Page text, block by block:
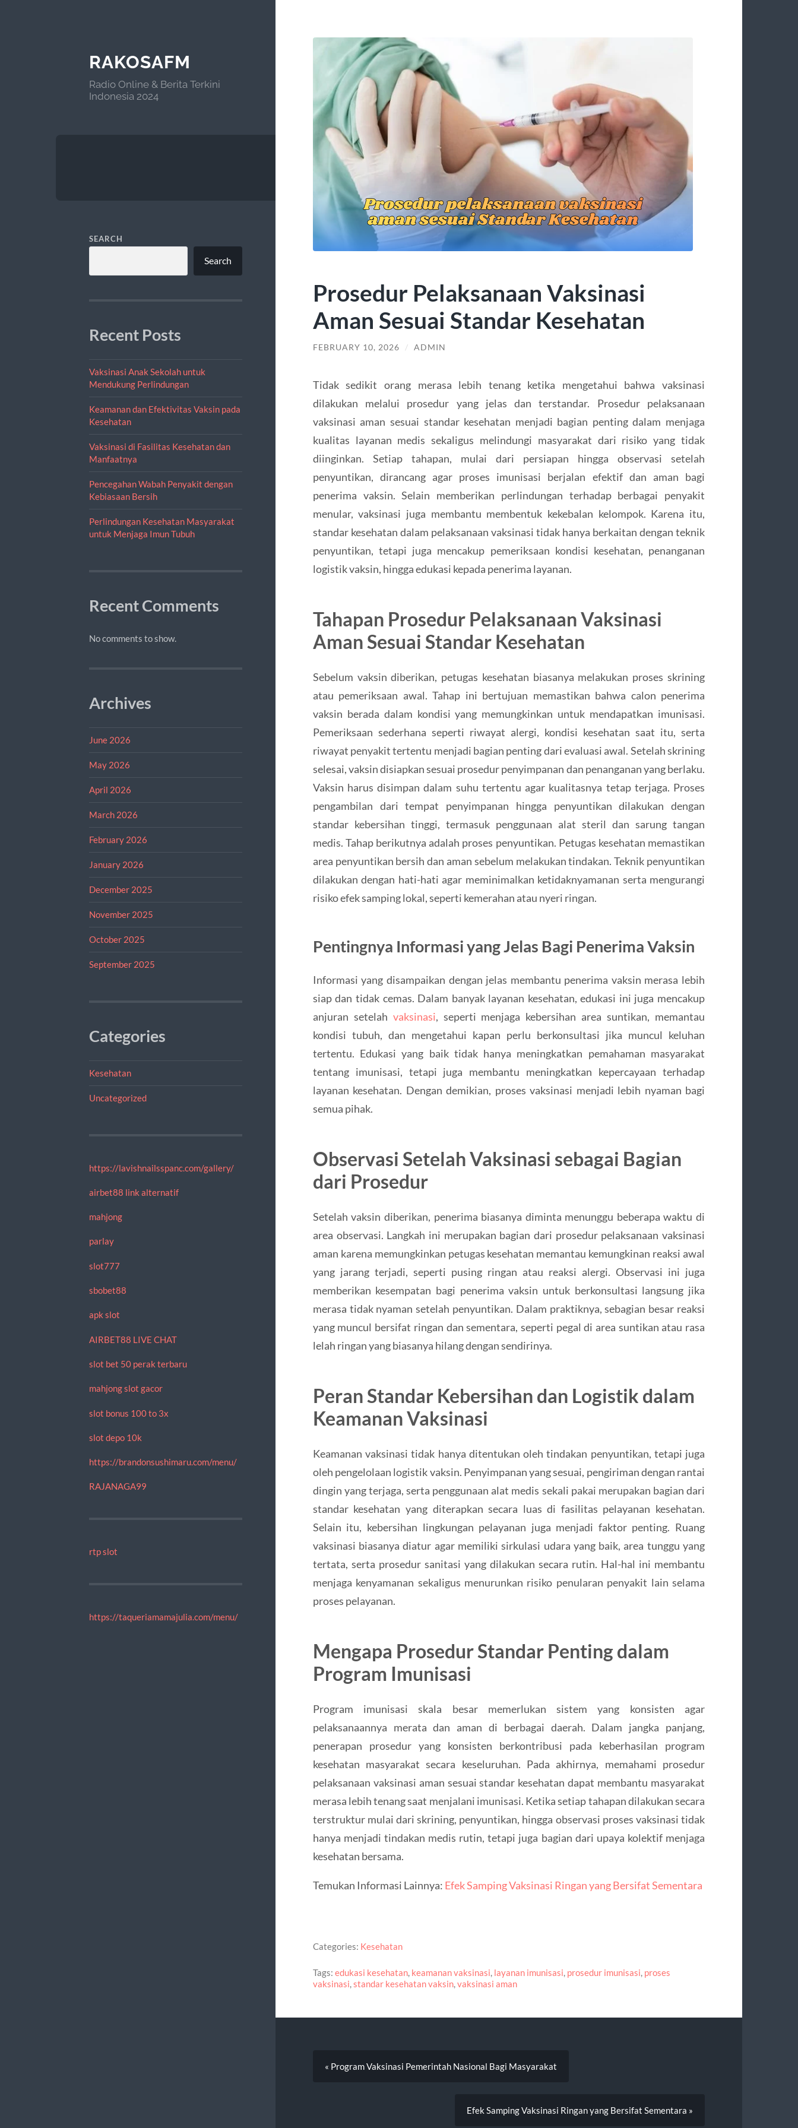
RAKOSAFM
Radio Online & Berita Terkini
Indonesia 2024
SEARCH
Search
Recent Posts
Vaksinasi Anak Sekolah untuk
Mendukung Perlindungan
Keamanan dan Efektivitas Vaksin pada
Kesehatan
Vaksinasi di Fasilitas Kesehatan dan
Manfaatnya
Pencegahan Wabah Penyakit dengan
Kebiasaan Bersih
Perlindungan Kesehatan Masyarakat
untuk Menjaga Imun Tubuh
Recent Comments
No comments to show.
Archives
June 2026
May 2026
April 2026
March 2026
February 2026
January 2026
December 2025
November 2025
October 2025
September 2025
Categories
Kesehatan
Uncategorized
https://lavishnailsspanc.com/gallery/
airbet88 link alternatif
mahjong
parlay
slot777
sbobet88
apk slot
AIRBET88 LIVE CHAT
slot bet 50 perak terbaru
mahjong slot gacor
slot bonus 100 to 3x
slot depo 10k
https://brandonsushimaru.com/menu/
RAJANAGA99
rtp slot
https://taqueriamamajulia.com/menu/
Prosedur Pelaksanaan Vaksinasi
Aman Sesuai Standar Kesehatan
FEBRUARY 10, 2026 / ADMIN
Tidak sedikit orang merasa lebih tenang ketika mengetahui bahwa vaksinasi
dilakukan melalui prosedur yang jelas dan terstandar. Prosedur pelaksanaan
vaksinasi aman sesuai standar kesehatan menjadi bagian penting dalam menjaga
kualitas layanan medis sekaligus melindungi masyarakat dari risiko yang tidak
diinginkan. Setiap tahapan, mulai dari persiapan hingga observasi setelah
penyuntikan, dirancang agar proses imunisasi berjalan efektif dan aman bagi
penerima vaksin. Selain memberikan perlindungan terhadap berbagai penyakit
menular, vaksinasi juga membantu membentuk kekebalan kelompok. Karena itu,
standar kesehatan dalam pelaksanaan vaksinasi tidak hanya berkaitan dengan teknik
penyuntikan, tetapi juga mencakup pemeriksaan kondisi kesehatan, penanganan
logistik vaksin, hingga edukasi kepada penerima layanan.
Tahapan Prosedur Pelaksanaan Vaksinasi
Aman Sesuai Standar Kesehatan
Sebelum vaksin diberikan, petugas kesehatan biasanya melakukan proses skrining
atau pemeriksaan awal. Tahap ini bertujuan memastikan bahwa calon penerima
vaksin berada dalam kondisi yang memungkinkan untuk mendapatkan imunisasi.
Pemeriksaan sederhana seperti riwayat alergi, kondisi kesehatan saat itu, serta
riwayat penyakit tertentu menjadi bagian penting dari evaluasi awal. Setelah skrining
selesai, vaksin disiapkan sesuai prosedur penyimpanan dan penanganan yang berlaku.
Vaksin harus disimpan dalam suhu tertentu agar kualitasnya tetap terjaga. Proses
pengambilan dari tempat penyimpanan hingga penyuntikan dilakukan dengan
standar kebersihan tinggi, termasuk penggunaan alat steril dan sarung tangan
medis. Tahap berikutnya adalah proses penyuntikan. Petugas kesehatan memastikan
area penyuntikan bersih dan aman sebelum melakukan tindakan. Teknik penyuntikan
dilakukan dengan hati-hati agar meminimalkan ketidaknyamanan serta mengurangi
risiko efek samping lokal, seperti kemerahan atau nyeri ringan.
Pentingnya Informasi yang Jelas Bagi Penerima Vaksin
Informasi yang disampaikan dengan jelas membantu penerima vaksin merasa lebih
siap dan tidak cemas. Dalam banyak layanan kesehatan, edukasi ini juga mencakup
anjuran setelah vaksinasi, seperti menjaga kebersihan area suntikan, memantau
kondisi tubuh, dan mengetahui kapan perlu berkonsultasi jika muncul keluhan
tertentu. Edukasi yang baik tidak hanya meningkatkan pemahaman masyarakat
tentang imunisasi, tetapi juga membantu meningkatkan kepercayaan terhadap
layanan kesehatan. Dengan demikian, proses vaksinasi menjadi lebih nyaman bagi
semua pihak.
Observasi Setelah Vaksinasi sebagai Bagian
dari Prosedur
Setelah vaksin diberikan, penerima biasanya diminta menunggu beberapa waktu di
area observasi. Langkah ini merupakan bagian dari prosedur pelaksanaan vaksinasi
aman karena memungkinkan petugas kesehatan memantau kemungkinan reaksi awal
yang jarang terjadi, seperti pusing ringan atau reaksi alergi. Observasi ini juga
memberikan kesempatan bagi penerima vaksin untuk berkonsultasi langsung jika
merasa tidak nyaman setelah penyuntikan. Dalam praktiknya, sebagian besar reaksi
yang muncul bersifat ringan dan sementara, seperti pegal di area suntikan atau rasa
lelah ringan yang biasanya hilang dengan sendirinya.
Peran Standar Kebersihan dan Logistik dalam
Keamanan Vaksinasi
Keamanan vaksinasi tidak hanya ditentukan oleh tindakan penyuntikan, tetapi juga
oleh pengelolaan logistik vaksin. Penyimpanan yang sesuai, pengiriman dengan rantai
dingin yang terjaga, serta penggunaan alat medis sekali pakai merupakan bagian dari
standar kesehatan yang diterapkan secara luas di fasilitas pelayanan kesehatan.
Selain itu, kebersihan lingkungan pelayanan juga menjadi faktor penting. Ruang
vaksinasi biasanya diatur agar memiliki sirkulasi udara yang baik, area tunggu yang
tertata, serta prosedur sanitasi yang dilakukan secara rutin. Hal-hal ini membantu
menjaga kenyamanan sekaligus menurunkan risiko penularan penyakit lain selama
proses pelayanan.
Mengapa Prosedur Standar Penting dalam
Program Imunisasi
Program imunisasi skala besar memerlukan sistem yang konsisten agar
pelaksanaannya merata dan aman di berbagai daerah. Dalam jangka panjang,
penerapan prosedur yang konsisten berkontribusi pada keberhasilan program
kesehatan masyarakat secara keseluruhan. Pada akhirnya, memahami prosedur
pelaksanaan vaksinasi aman sesuai standar kesehatan dapat membantu masyarakat
merasa lebih tenang saat menjalani imunisasi. Ketika setiap tahapan dilakukan secara
terstruktur mulai dari skrining, penyuntikan, hingga observasi proses vaksinasi tidak
hanya menjadi tindakan medis rutin, tetapi juga bagian dari upaya kolektif menjaga
kesehatan bersama.
Temukan Informasi Lainnya: Efek Samping Vaksinasi Ringan yang Bersifat Sementara
Categories: Kesehatan
Tags: edukasi kesehatan, keamanan vaksinasi, layanan imunisasi, prosedur imunisasi, proses
vaksinasi,standar kesehatan vaksin,vaksinasi aman
« Program Vaksinasi Pemerintah Nasional Bagi Masyarakat
Efek Samping Vaksinasi Ringan yang Bersifat Sementara »